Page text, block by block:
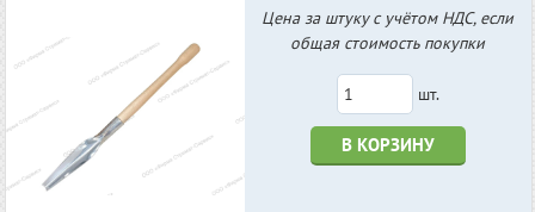
Цена за штуку с учётом НДС, если
общая стоимость покупки
шт.
В КОРЗИНУ